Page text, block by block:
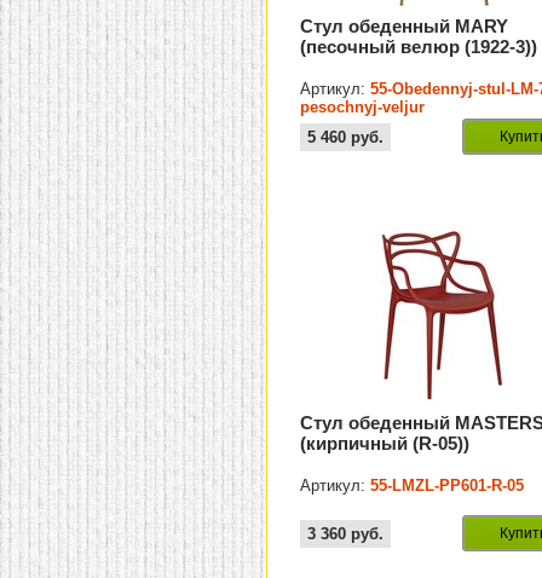
Стул обеденный MARY
(песочный велюр (1922-3))
Артикул:55-Obedennyj-stul-LM-
pesochnyj-veljur
5 460 руб.
Стул обеденный
(кирпичный (R-05))
Артикул:55-LMZL-PP601-R-05
3 360 руб.